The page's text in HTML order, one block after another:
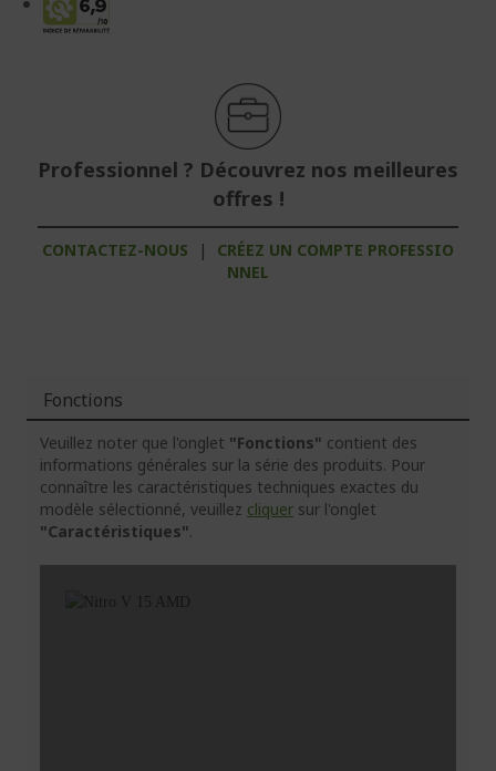
Professionnel ? Découvrez nos meilleures
offres !
CONTACTEZ-NOUS |
CRÉEZ UN COMPTE PROFESSIO
NNEL
Fonctions
Veuillez noter que l'onglet "Fonctions" contient des
informations générales sur la série des produits. Pour
connaître les caractéristiques techniques exactes du
modèle sélectionné, veuillez cliquer sur l'onglet
"Caractéristiques".